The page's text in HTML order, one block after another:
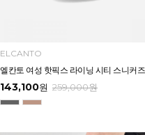
ELCANTO
143,100원 259,000원